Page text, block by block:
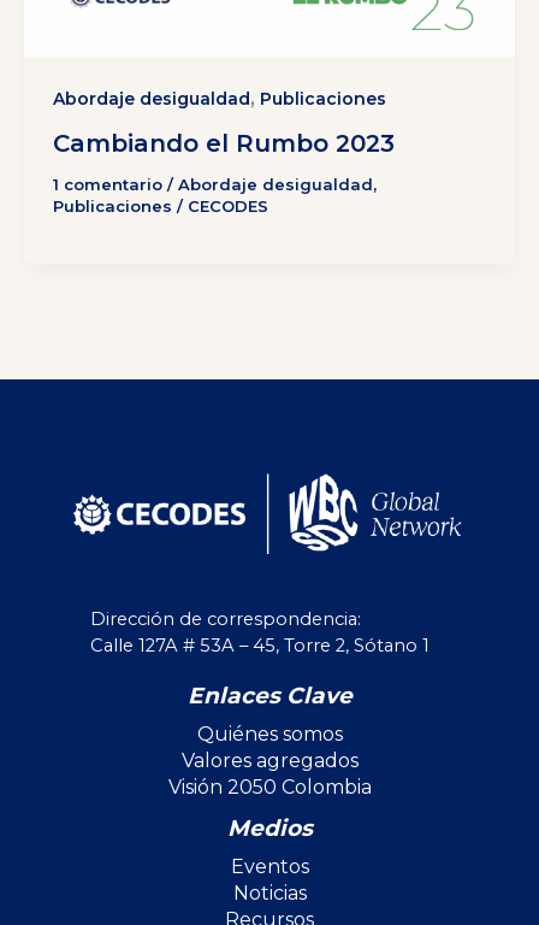
Abordaje desigualdad, Publicaciones
Cambiando el Rumbo 2023
1 comentario /Abordaje desigualdad,
Publicaciones / CECODES
Dirección de correspondencia:
Calle 127A # 53A – 45, Torre 2, Sótano 1
Enlaces Clave
Quiénes somos
Valores agregados
Visión 2050 Colombia
Medios
Eventos
Noticias
Recursos